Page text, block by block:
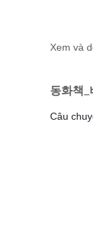
Xem và
동화책_
Câu